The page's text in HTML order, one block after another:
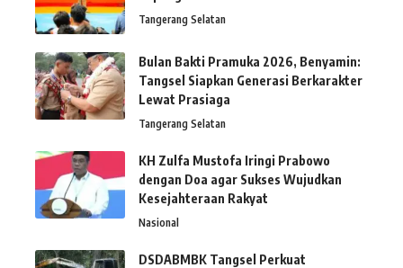
Tangerang Selatan
Bulan Bakti Pramuka 2026, Benyamin:
Tangsel Siapkan Generasi Berkarakter
Lewat Prasiaga
Tangerang Selatan
KH Zulfa Mustofa Iringi Prabowo
dengan Doa agar Sukses Wujudkan
Kesejahteraan Rakyat
Nasional
DSDABMBK Tangsel Perkuat